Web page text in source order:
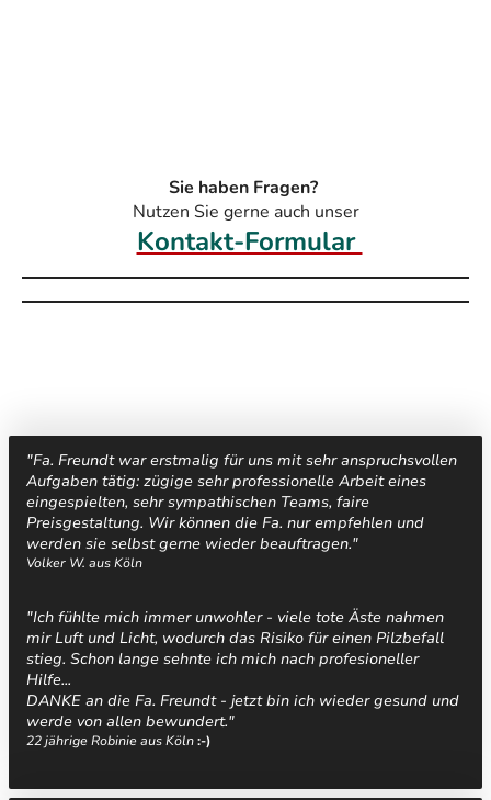
Sie haben Fragen?
Nutzen Sie gerne auch unser
Kontakt-Formular
"Fa. Freundt war erstmalig für uns mit sehr anspruchsvollen
Aufgaben tätig: zügige sehr professionelle Arbeit eines
eingespielten, sehr sympathischen Teams, faire
Preisgestaltung. Wir können die Fa. nur empfehlen und
werden sie selbst gerne wieder beauftragen."
Volker W. aus Köln
"Ich fühlte mich immer unwohler - viele tote Äste nahmen
mir Luft und Licht, wodurch das Risiko für einen Pilzbefall
stieg. Schon lange sehnte ich mich nach profesioneller
Hilfe...
DANKE an die Fa. Freundt - jetzt bin ich wieder gesund und
werde von allen bewundert."
22 jährige Robinie aus Köln:-)